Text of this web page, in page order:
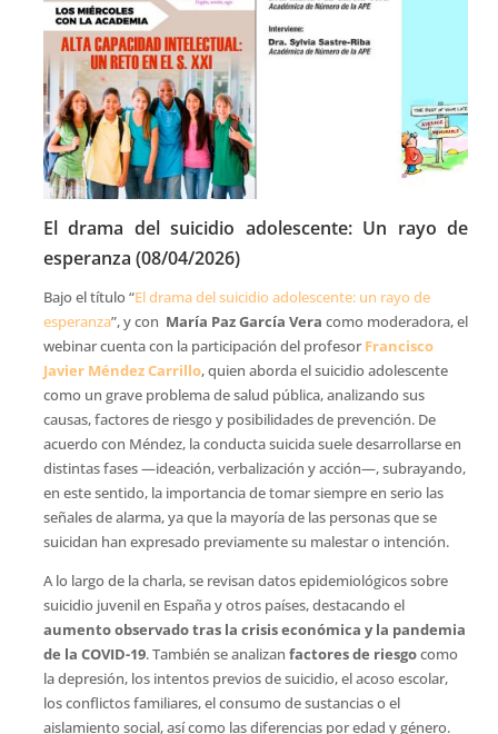
El drama del suicidio adolescente: Un rayo de
esperanza (08/04/2026)
Bajo el título “El drama del suicidio adolescente: un rayo de
esperanza”, y con María Paz García Vera como moderadora, el
webinar cuenta con la participación del profesorFrancisco
Javier Méndez Carrillo, quien aborda el suicidio adolescente
como un grave problema de salud pública, analizando sus
causas, factores de riesgo y posibilidades de prevención. De
acuerdo con Méndez, la conducta suicida suele desarrollarse en
distintas fases —ideación, verbalización y acción—, subrayando,
en este sentido, la importancia de tomar siempre en serio las
señales de alarma, ya que la mayoría de las personas que se
suicidan han expresado previamente su malestar o intención.
A lo largo de la charla, se revisan datos epidemiológicos sobre
suicidio juvenil en España y otros países, destacando el
aumento observado tras la crisis económica y la pandemia
de la COVID-19. También se analizan factores de riesgocomo
la depresión, los intentos previos de suicidio, el acoso escolar,
los conflictos familiares, el consumo de sustancias o el
aislamiento social, así como las diferencias por edad y género.